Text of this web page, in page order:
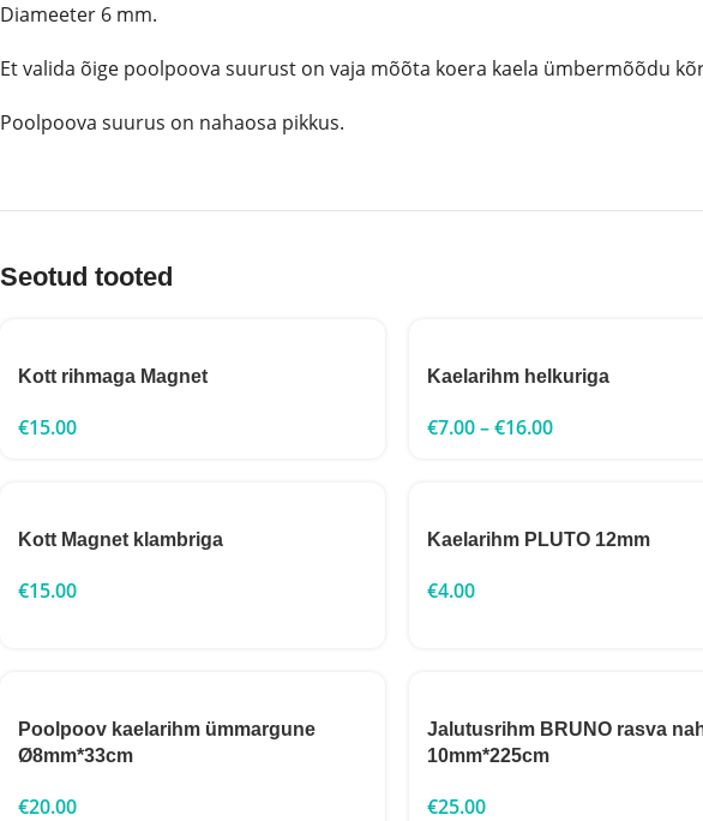
Diameeter 6 mm.
Et valida õige poolpoova suurust on vaja mõõta koera kaela ümbermõõdu
Poolpoova suurus on nahaosa pikkus.
Seotud tooted
Kott rihmaga Magnet
€15.00
Kaelarihm helkuriga
€7.00–€16.00
Kott Magnet klambriga
€15.00
Kaelarihm PLUTO 12mm
€4.00
Poolpoov kaelarihm ümmargune
Ø8mm*33cm
€20.00
Jalutusrihm BRUNO rasva
10mm*225cm
€25.00